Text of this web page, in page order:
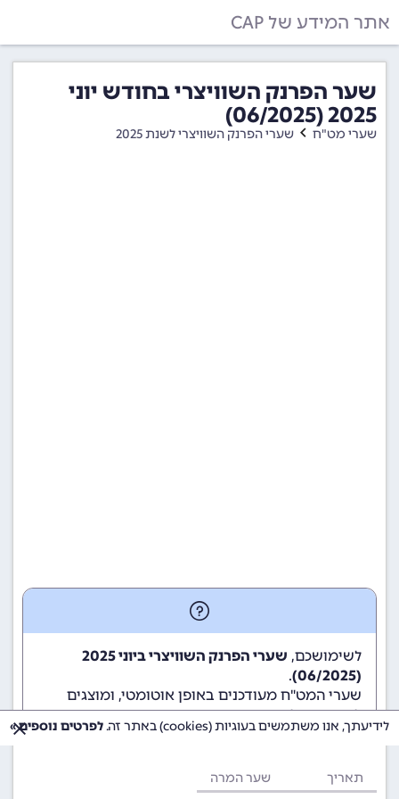
אתר המידע של CAP
שער הפרנק השוויצרי בחודש יוני
2025 (06/2025)
שערי מט"ח שערי הפרנק השוויצרי לשנת 2025
לשימושכם,
שערי הפרנק השוויצרי ביוני 2025
(06/2025)
.
שערי המט"ח מעודכנים באופן אוטומטי, ומוצגים
לשימוש גולשי ומשתמשי האתר.
תאריך שער המרה
לידיעתך, אנו משתמשים בעוגיות (cookies) באתר זה. לפרטים נוספים »